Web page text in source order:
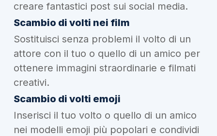
creare fantastici post sui social media.
Scambio di volti nei film
Sostituisci senza problemi il volto di un
attore con il tuo o quello di un amico per
ottenere immagini straordinarie e filmati
creativi.
Scambio di volti emoji
Inserisci il tuo volto o quello di un amico
nei modelli emoji più popolari e condividi